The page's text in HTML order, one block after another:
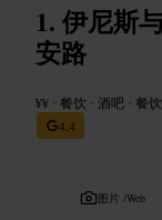
伊尼斯
安路
¥¥ •餐饮 •酒吧 •餐饮
4.4
图片 /Web